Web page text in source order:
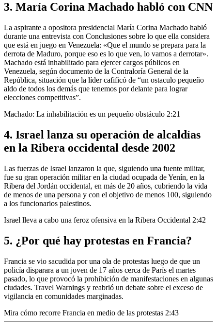
3. María Corina Machado habló con CNN
La aspirante a opositora presidencial María Corina Machado habló
durante una entrevista con Conclusiones sobre lo que ella considera
que está en juego en Venezuela: «Que el mundo se prepara para la
derrota de Maduro, porque eso es lo que ven, lo vamos a derrotar».
Machado está inhabilitado para ejercer cargos públicos en
Venezuela, según documento de la Contraloría General de la
República, situación que la líder cafificó de “un ostaculo pequeño
aldo de todos los demás que tenemos por delante para lograr
elecciones competitivas”.
Machado: La inhabilitación es un pequeño obstáculo 2:21
4. Israel lanza su operación de alcaldías
en la Ribera occidental desde 2002
Las fuerzas de Israel lanzaron la que, siguiendo una fuente militar,
fue su gran operación militar en la ciudad ocupada de Yenín, en la
Ribera del Jordán occidental, en más de 20 años, cubriendo la vida
de menos de una persona y con el objetivo de menos 100, siguiendo
a los funcionarios palestinos.
Israel lleva a cabo una feroz ofensiva en la Ribera Occidental 2:42
5. ¿Por qué hay protestas en Francia?
Francia se vio sacudida por una ola de protestas luego de que un
policía disparara a un joven de 17 años cerca de París el martes
pasado, lo que provocó la prohibición de manifestaciones en algunas
ciudades. Travel Warnings y reabrió un debate sobre el exceso de
vigilancia en comunidades marginadas.
Mira cómo recorre Francia en medio de las protestas 2:43